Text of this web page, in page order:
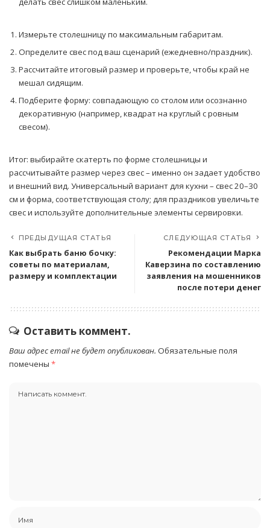
Измерьте столешницу по максимальным габаритам.
Определите свес под ваш сценарий (ежедневно/праздник).
Рассчитайте итоговый размер и проверьте, чтобы край не
мешал сидящим.
Подберите форму: совпадающую со столом или осознанно
декоративную (например, квадрат на круглый с ровным
свесом).
Итог: выбирайте скатерть по форме столешницы и
рассчитывайте размер через свес – именно он задает удобство
и внешний вид. Универсальный вариант для кухни – свес 20–30
см и форма, соответствующая столу; для праздников увеличьте
свес и используйте дополнительные элементы сервировки.
ПРЕДЫДУЩАЯ СТАТЬЯ
Как выбрать баню бочку:
советы по материалам,
размеру и комплектации
СЛЕДУЮЩАЯ СТАТЬЯ
Рекомендации Марка
Каверзина по составлению
заявления на мошенников
после потери денег
Оставить коммент.
Ваш адрес email не будет опубликован. Обязательные поля
помечены *